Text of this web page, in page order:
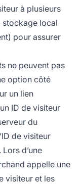
à plusieurs
local
pour assurer
ne peuvent pas
option côté
un lien
ID de visiteur
du
de visiteur
d’une
appelle une
visiteur et les